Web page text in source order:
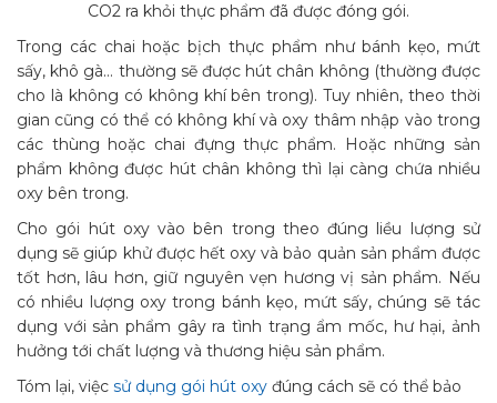
CO2 ra khỏi thực phẩm đã được đóng gói.
Trong các chai hoặc bịch thực phẩm như bánh kẹo, mứt
sấy, khô gà… thường sẽ được hút chân không (thường được
cho là không có không khí bên trong). Tuy nhiên, theo thời
gian cũng có thể có không khí và oxy thâm nhập vào trong
các thùng hoặc chai đựng thực phẩm. Hoặc những sản
phẩm không được hút chân không thì lại càng chứa nhiều
oxy bên trong.
Cho gói hút oxy vào bên trong theo đúng liều lượng sử
dụng sẽ giúp khử được hết oxy và bảo quản sản phẩm được
tốt hơn, lâu hơn, giữ nguyên vẹn hương vị sản phẩm. Nếu
có nhiều lượng oxy trong bánh kẹo, mứt sấy, chúng sẽ tác
dụng với sản phẩm gây ra tình trạng ẩm mốc, hư hại, ảnh
hưởng tới chất lượng và thương hiệu sản phẩm.
Tóm lại, việc sử dụng gói hút oxy đúng cách sẽ có thể bảo